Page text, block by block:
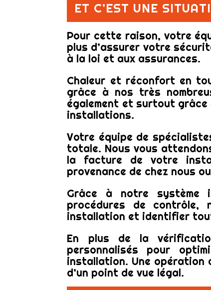
ET C’EST UNE
Pour cette raison, votre
plus d’assurer votre
à la loi et aux assurances.
Chaleur et réconfort en
grâce à nos très
également et surtout
installations.
Votre équipe de
totale. Nous vous
la facture de votre
provenance de chez nous
Grâce à notre système
procédures de contrôle,
installation et identifier
En plus de la
personnalisés pour
installation. Une opération
d’un point de vue légal.